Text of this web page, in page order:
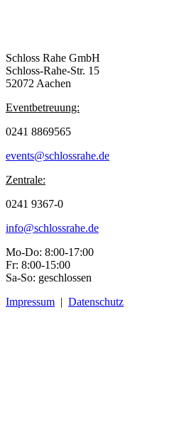
Schloss Rahe GmbH
Schloss-Rahe-Str. 15
52072 Aachen
Eventbetreuung:
0241 8869565
events@schlossrahe.de
Zentrale:
0241 9367-0
info@schlossrahe.de
Mo-Do: 8:00-17:00
Fr: 8:00-15:00
Sa-So: geschlossen
Impressum | Datenschutz